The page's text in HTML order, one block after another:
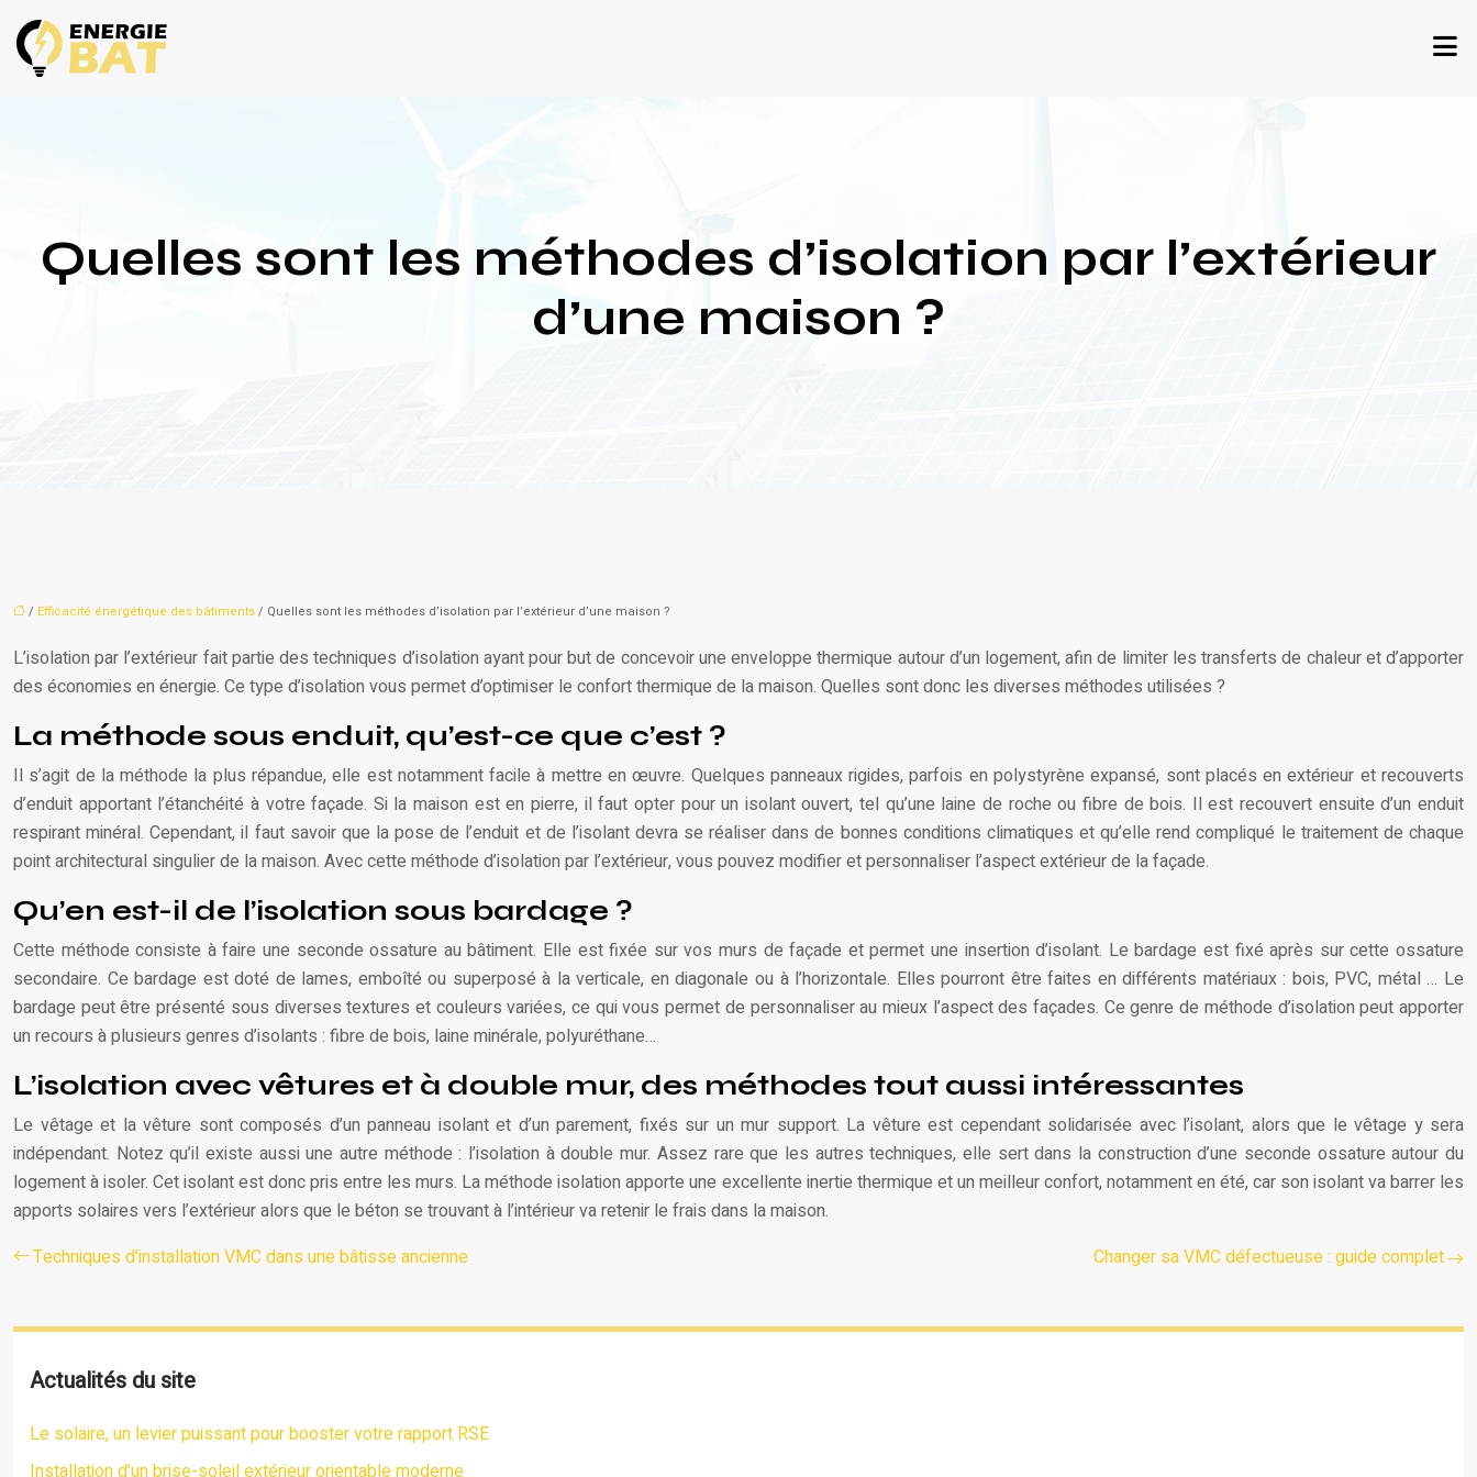
Quelles sont les méthodes d’isolation par l’extérieur
d’une maison ?
/ Efficacité énergétique des bâtiments/ Quelles sont les méthodes d’isolation par l’extérieur d’une maison ?
L’isolation par l’extérieur fait partie des techniques d’isolation ayant pour but de concevoir une enveloppe thermique autour d’un logement, afin de limiter les transferts de chaleur et d’apporter
des économies en énergie. Ce type d’isolation vous permet d’optimiser le confort thermique de la maison. Quelles sont donc les diverses méthodes utilisées ?
La méthode sous enduit, qu’est-ce que c’est ?
Il s’agit de la méthode la plus répandue, elle est notamment facile à mettre en œuvre. Quelques panneaux rigides, parfois en polystyrène expansé, sont placés en extérieur et recouverts
d’enduit apportant l’étanchéité à votre façade. Si la maison est en pierre, il faut opter pour un isolant ouvert, tel qu’une laine de roche ou fibre de bois. Il est recouvert ensuite d’un enduit
respirant minéral. Cependant, il faut savoir que la pose de l’enduit et de l’isolant devra se réaliser dans de bonnes conditions climatiques et qu’elle rend compliqué le traitement de chaque
point architectural singulier de la maison. Avec cette méthode d’isolation par l’extérieur, vous pouvez modifier et personnaliser l’aspect extérieur de la façade.
Qu’en est-il de l’isolation sous bardage ?
Cette méthode consiste à faire une seconde ossature au bâtiment. Elle est fixée sur vos murs de façade et permet une insertion d’isolant. Le bardage est fixé après sur cette ossature
secondaire. Ce bardage est doté de lames, emboîté ou superposé à la verticale, en diagonale ou à l’horizontale. Elles pourront être faites en différents matériaux : bois, PVC, métal … Le
bardage peut être présenté sous diverses textures et couleurs variées, ce qui vous permet de personnaliser au mieux l’aspect des façades. Ce genre de méthode d’isolation peut apporter
un recours à plusieurs genres d’isolants : fibre de bois, laine minérale, polyuréthane…
L’isolation avec vêtures et à double mur, des méthodes tout aussi intéressantes
Le vêtage et la vêture sont composés d’un panneau isolant et d’un parement, fixés sur un mur support. La vêture est cependant solidarisée avec l’isolant, alors que le vêtage y sera
indépendant. Notez qu’il existe aussi une autre méthode : l’isolation à double mur. Assez rare que les autres techniques, elle sert dans la construction d’une seconde ossature autour du
logement à isoler. Cet isolant est donc pris entre les murs. La méthode isolation apporte une excellente inertie thermique et un meilleur confort, notamment en été, car son isolant va barrer les
apports solaires vers l’extérieur alors que le béton se trouvant à l’intérieur va retenir le frais dans la maison.
Techniques d’installation VMC dans une bâtisse ancienne
Changer sa VMC défectueuse : guide complet
Actualités du site
Le solaire, un levier puissant pour booster votre rapport RSE
Installation d’un brise-soleil extérieur orientable moderne